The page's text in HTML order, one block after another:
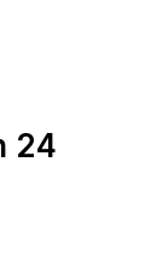
24